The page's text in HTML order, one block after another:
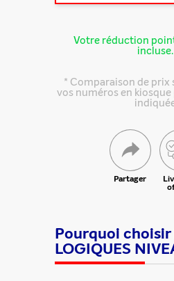
Votre réduction
incluse.
* Comparaison de prix
vos numéros en
Partager
Pourquoi choisir
LOGIQUES